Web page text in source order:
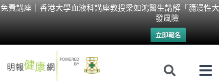
免費講座｜香港大學血液科講座教授梁如鴻醫生講解「瀰漫性
發風險
立即報名
Skip